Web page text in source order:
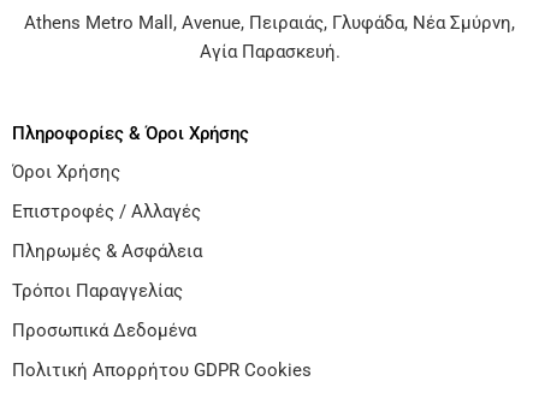
Athens Metro Mall , Avenue, Πειραιάς, Γλυφάδα, Νέα Σμύρνη,
Αγία Παρασκευή.
Πληροφορίες & Όροι Χρήσης
Όροι Χρήσης
Επιστροφές / Αλλαγές
Πληρωμές & Ασφάλεια
Τρόποι Παραγγελίας
Προσωπικά Δεδομένα
Πολιτική Απορρήτου GDPR Cookies